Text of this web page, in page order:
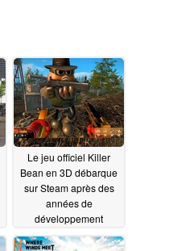
Le jeu officiel Killer
Bean en 3D débarque
sur Steam après des
années de
développement
06/10/2026